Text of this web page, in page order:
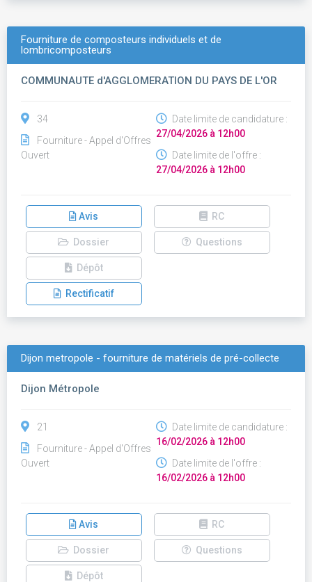
Fourniture de composteurs individuels et de
lombricomposteurs
COMMUNAUTE d'AGGLOMERATION DU PAYS DE L'OR
34
Fourniture - Appel d'Offres
Ouvert
Date limite de candidature :
27/04/2026 à 12h00
Date limite de l'offre :
27/04/2026 à 12h00
Avis RC
Dossier Questions
Dépôt
Rectificatif
Dijon metropole - fourniture de matériels de pré-collecte
Dijon Métropole
21
Fourniture - Appel d'Offres
Ouvert
Date limite de candidature :
16/02/2026 à 12h00
Date limite de l'offre :
16/02/2026 à 12h00
Avis RC
Dossier Questions
Dépôt